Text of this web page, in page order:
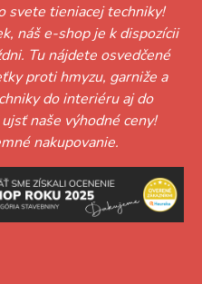
svete tieniacej techniky!
náš e-shop je k dispozícii
Tu nájdete osvedčené
proti hmyzu, garniže a
do interiéru aj do
naše výhodné ceny!
nakupovanie.